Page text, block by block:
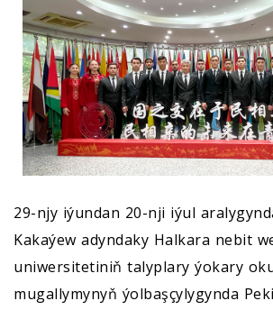
29-njy iýundan 20-nji iýul
Kakaýew adyndaky Halkara nebit
uniwersitetiniň talyplary ýokary
mugallymynyň ýolbaşçylygynda